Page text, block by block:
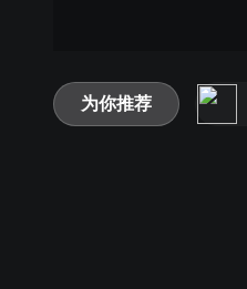
为你推荐